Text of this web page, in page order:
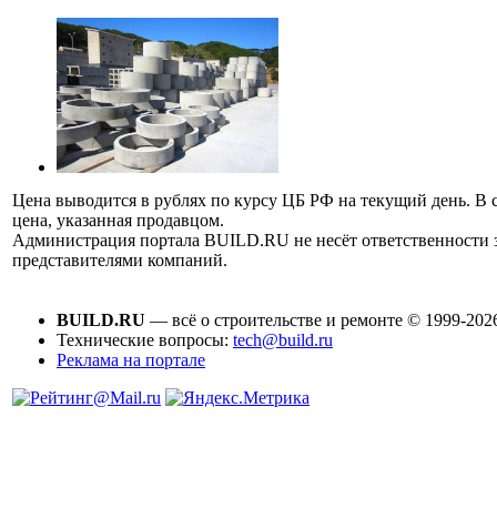
Цена выводится в рублях по курсу ЦБ РФ на текущий день. В
цена, указанная продавцом.
Администрация портала BUILD.RU не несёт
представителями компаний.
BUILD.RU — всё о строительстве и ремонте © 1999-
Технические вопросы: tech@build.ru
Реклама на портале